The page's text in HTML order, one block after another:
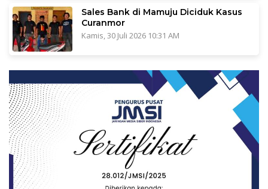
Sales Bank di Mamuju Diciduk Kasus
Curanmor
Kamis, 30 Juli 2026 10:31 AM